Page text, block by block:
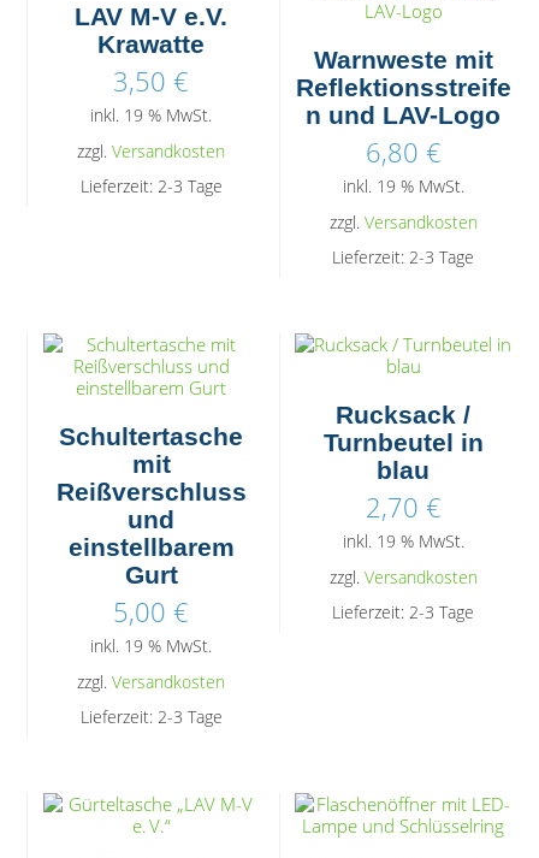
LAV M-V e.V.
Krawatte
3,50€
inkl. 19 % MwSt.
zzgl.Versandkosten
Lieferzeit: 2-3 Tage
Warnweste mit
Reflektionsstreife
n und LAV-Logo
6,80 €
inkl. 19 % MwSt.
zzgl. Versandkosten
Lieferzeit:2-3 Tage
Schultertasche
mit
Reißverschluss
und
einstellbarem
Gurt
5,00€
inkl. 19 % MwSt.
zzgl.Versandkosten
Lieferzeit: 2-3 Tage
Rucksack /
Turnbeutel in
blau
2,70 €
inkl. 19 % MwSt.
zzgl. Versandkosten
Lieferzeit:2-3 Tage